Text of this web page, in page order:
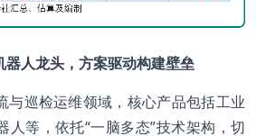
人龙头，方案驱动构建壁垒
与巡检运维领域，核心产品包括工业
人等，依托“一脑多态”技术架构，切